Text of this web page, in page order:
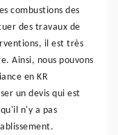
combustions des
des travaux de
il est très
Ainsi, nous pouvons
en KR
un devis qui est
n'y a pas